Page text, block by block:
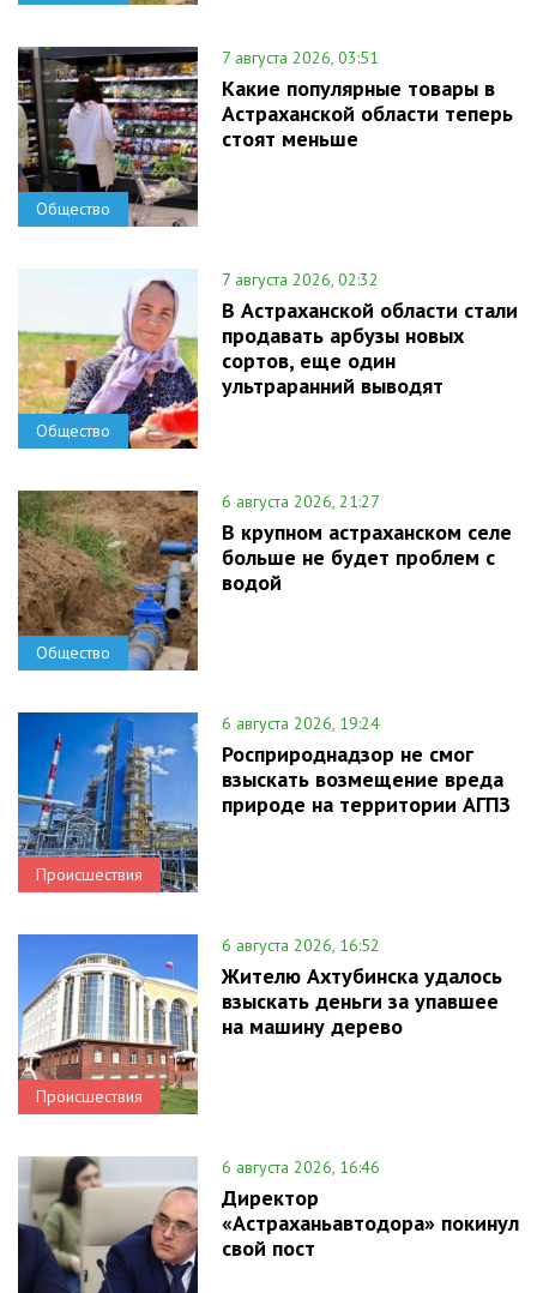
Общество
7 августа 2026, 03:51
Какие популярные товары в
Астраханской области теперь
стоят меньше
Общество
7 августа 2026, 02:32
В Астраханской области стали
продавать арбузы новых
сортов, еще один
ультраранний выводят
Общество
6 августа 2026, 21:27
В крупном астраханском селе
больше не будет проблем с
водой
Происшествия
6 августа 2026, 19:24
Росприроднадзор не смог
взыскать возмещение вреда
природе на территории АГПЗ
Происшествия
6 августа 2026, 16:52
Жителю Ахтубинска удалось
взыскать деньги за упавшее
на машину дерево
6 августа 2026, 16:46
Директор
«Астраханьавтодора» покинул
свой пост